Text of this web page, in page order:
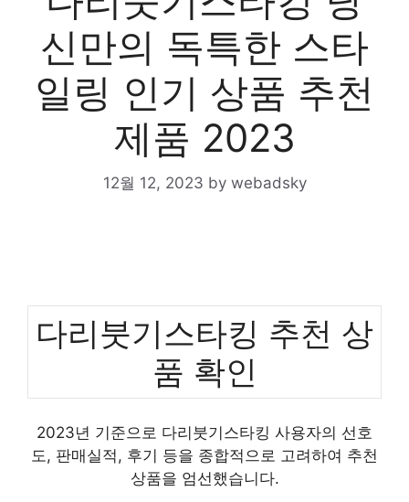
신만의 독특한 스타
일링 인기 상품 추천
제품 2023
12월 12, 2023 by webadsky
다리붓기스타킹 추천 상
품 확인
2023년 기준으로 다리붓기스타킹 사용자의 선호
도, 판매실적, 후기 등을 종합적으로 고려하여 추천
상품을 엄선했습니다.